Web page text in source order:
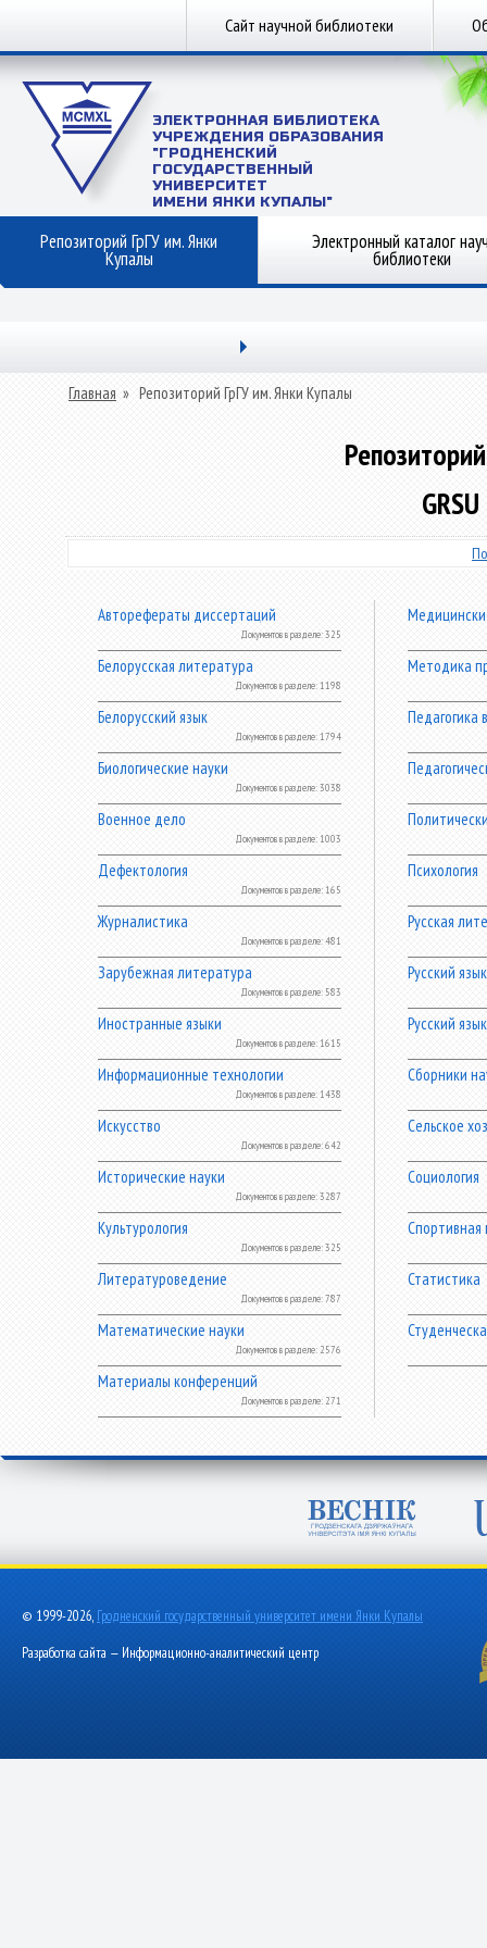
Сайт научной библиотеки
ЭЛЕКТРОННАЯ БИБЛИОТЕКА
УЧРЕЖДЕНИЯ ОБРАЗОВАНИЯ
"ГРОДНЕНСКИЙ
ГОСУДАРСТВЕННЫЙ
УНИВЕРСИТЕТ
ИМЕНИ ЯНКИ КУПАЛЫ"
Репозиторий ГрГУ им. Янки
Купалы
Электронный каталог
библиотеки
Главная » Репозиторий ГрГУ им. Янки Купалы
Авторефераты диссертаций
Документов в разделе: 325
Белорусская литература
Документов в разделе: 1198
Белорусский язык
Документов в разделе: 1794
Биологические науки
Документов в разделе: 3038
Военное дело
Документов в разделе: 1003
Дефектология
Документов в разделе: 165
Журналистика
Документов в разделе: 481
Зарубежная литература
Документов в разделе: 583
Иностранные языки
Документов в разделе: 1615
Информационные технологии
Документов в разделе: 1438
Искусство
Документов в разделе: 642
Исторические науки
Документов в разделе: 3287
Культурология
Документов в разделе: 325
Литературоведение
Документов в разделе: 787
Математические науки
Документов в разделе: 2576
Материалы конференций
Документов в разделе: 271
Методика
Педагогика
Психология
Русская
Русский язык
Русский
Сборники
Сельское
Социология
Статистика
© 1999-2026, Гродненский государственный университет имени Янки Купалы
Разработка сайта — Информационно-аналитический центр